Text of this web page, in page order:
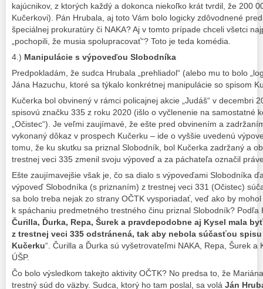
kajúcnikov, z ktorých každý a dokonca niekoľko krát tvrdil, že 200
Kučerkovi). Pán Hrubala, aj toto Vám bolo logicky zdôvodnené
špeciálnej prokuratúry či NAKA? Aj v tomto prípade chceli všetci
„pochopili, že musia spolupracovať“? Toto je teda komédia.
4.) Manipulácie s výpoveďou Slobodníka
Predpokladám, že sudca Hrubala „prehliadol“ (alebo mu to bolo
Jána Hazuchu, ktoré sa týkalo konkrétnej manipulácie so spisom
Kučerka bol obvinený v rámci policajnej akcie „Judáš“ v decembri
spisovú značku 335 z roku 2020 (išlo o vyčlenenie na samostatné
„Očistec“). Je veľmi zaujímavé, že ešte pred obvinením a
vykonaný dôkaz v prospech Kučerku – ide o vyššie uvedenú
tomu, že ku skutku sa priznal Slobodník, bol Kučerka zadržaný a
trestnej veci 335 zmenil svoju výpoveď a za páchateľa označil
Ešte zaujímavejšie však je, čo sa dialo s výpoveďami Slobodníka
výpoveď Slobodníka (s priznaním) z trestnej veci 331 (Očistec)
sa bolo treba nejak zo strany OČTK vysporiadať, veď ako by
k spáchaniu predmetného trestného činu priznal Slobodník? Podľa
Čurilla, Ďurka, Repa, Šurek a pravdepodobne aj Kysel mala
z trestnej veci 335 odstránená, tak aby nebola súčasťou
Kučerku“. Čurilla a Ďurka sú vyšetrovateľmi NAKA, Repa, Šurek a
ÚŠP.
Čo bolo výsledkom takejto aktivity OČTK? No predsa to, že
trestný súd do väzby. Sudca, ktorý ho tam poslal, sa volá Ján